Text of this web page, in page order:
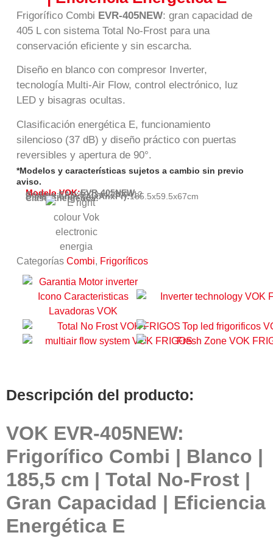
Frigorífico Combi EVR-405NEW: gran capacidad de
405 L con sistema Total No-Frost para una
conservación eficiente y sin escarcha.
Diseño en blanco con compresor Inverter,
tecnología Multi-Air Flow, control electrónico, luz
LED y bisagras ocultas.
Clasificación energética E, funcionamiento
silencioso (37 dB) y diseño práctico con puertas
reversibles y apertura de 90°.
*Modelos y características sujetos a cambio sin previo
aviso.
Modelo VOK:EVR-405NEW
Código EAN:6923442300412
Dimensiones (AlxAnxPr):185.5x59.5x67cm
Clase Energética:
Categorías Combi, Frigoríficos
Descripción del producto:
VOK EVR-405NEW:
Frigorífico Combi | Blanco |
185,5 cm | Total No-Frost |
Gran Capacidad | Eficiencia
Energética E